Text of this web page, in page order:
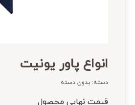
انواع پاور یونیت
دسته: بدون دسته
قیمت نهایی محصول